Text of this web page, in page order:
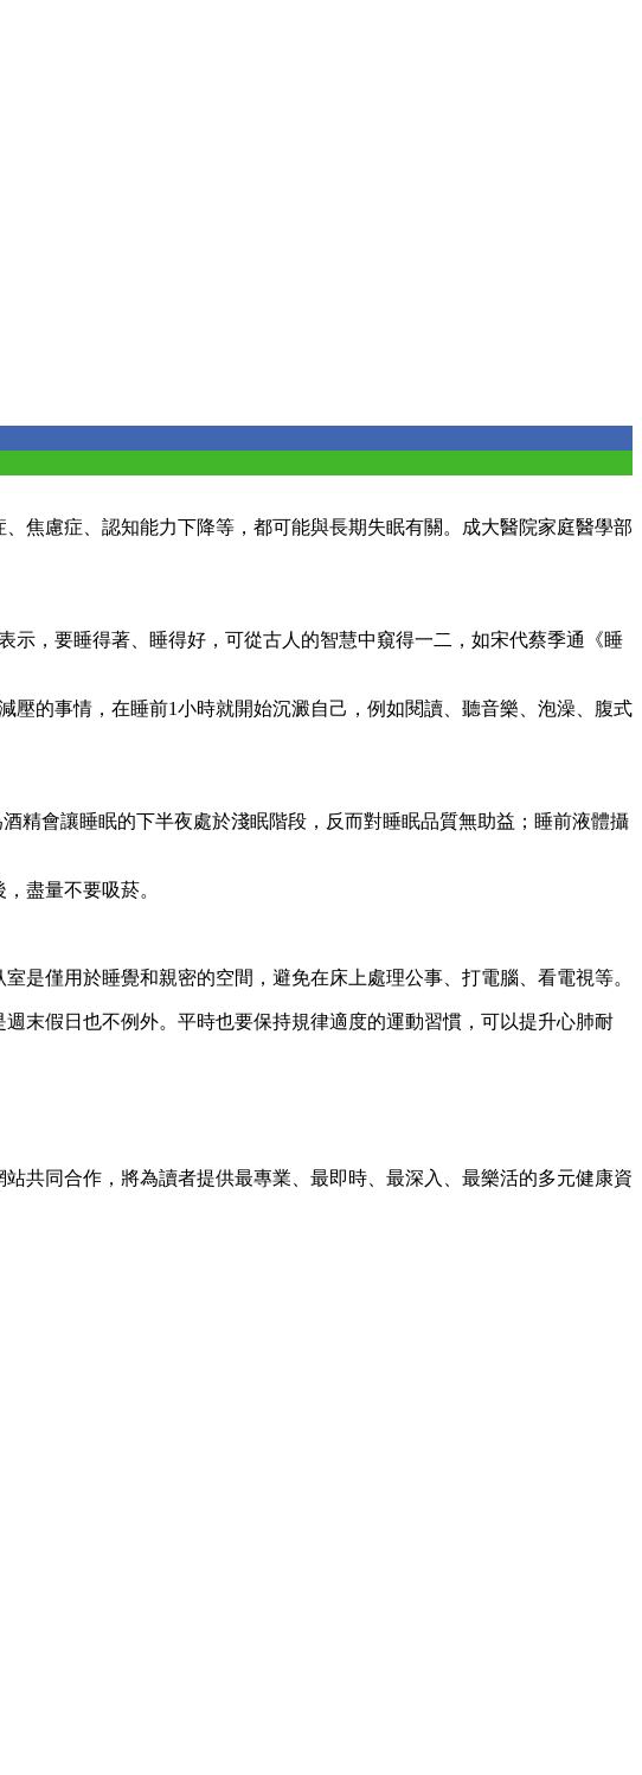
焦慮症、認知能力下降等，都可能與長期失眠有關。成大醫院家庭醫學部
示，要睡得著、睡得好，可從古人的智慧中窺得一二，如宋代蔡季通《睡
的事情，在睡前1小時就開始沉澱自己，例如閱讀、聽音樂、泡澡、腹式
精會讓睡眠的下半夜處於淺眠階段，反而對睡眠品質無助益；睡前液體攝
盡量不要吸菸。
是僅用於睡覺和親密的空間，避免在床上處理公事、打電腦、看電視等。
末假日也不例外。平時也要保持規律適度的運動習慣，可以提升心肺耐
共同合作，將為讀者提供最專業、最即時、最深入、最樂活的多元健康資